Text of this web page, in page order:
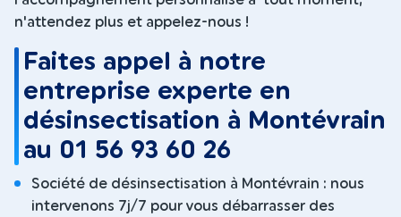
n'attendez plus et appelez-nous !
Faites appel à notre
entreprise experte en
désinsectisation à Montévrain
au 01 56 93 60 26
Société de désinsectisation à Montévrain : nous
intervenons 7j/7 pour vous débarrasser des